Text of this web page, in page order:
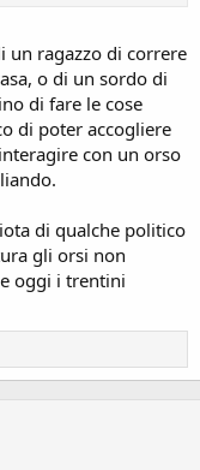
ragazzo di correre
o di un sordo di
di fare le cose
di poter accogliere
con un orso
di qualche politico
gli orsi non
oggi i trentini